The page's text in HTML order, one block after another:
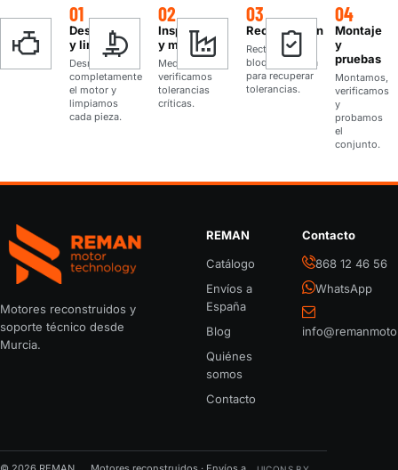
01
Desmontaje
y limpieza
Desmontamos
completamente
el motor y
limpiamos
cada pieza.
02
Inspección
y medición
Medimos y
verificamos
tolerancias
críticas.
03
Rectificación
Rectificamos
bloque y culata
para recuperar
tolerancias.
04
Montaje
y
pruebas
Montamos,
verificamos
y
probamos
el
conjunto.
REMAN Motor Parts
Motores reconstruidos y
soporte técnico desde
Murcia.
REMAN
Catálogo
Envíos a
España
Blog
Quiénes
somos
Contacto
Contacto
868 12 46 56
WhatsApp